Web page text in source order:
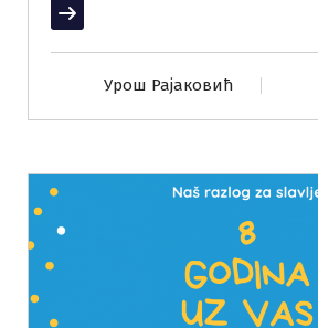
Прочитај више
Урош Рајаковић